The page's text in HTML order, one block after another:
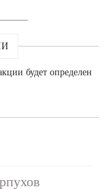
будет определен